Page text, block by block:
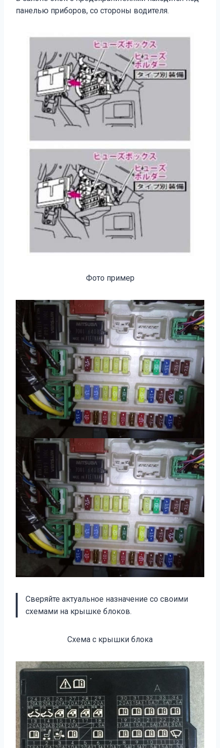
панелью приборов, со стороны водителя.
Фото пример
Сверяйте актуальное назначение со своими
схемами на крышке блоков.
Схема с крышки блока